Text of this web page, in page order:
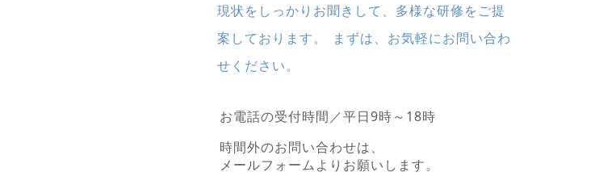
現状をしっかりお聞きして、多様な研修をご提
案しております。 まずは、お気軽にお問い合わ
せください。
お電話の受付時間／平日9時～18時
時間外のお問い合わせは、
メールフォームよりお願いします。